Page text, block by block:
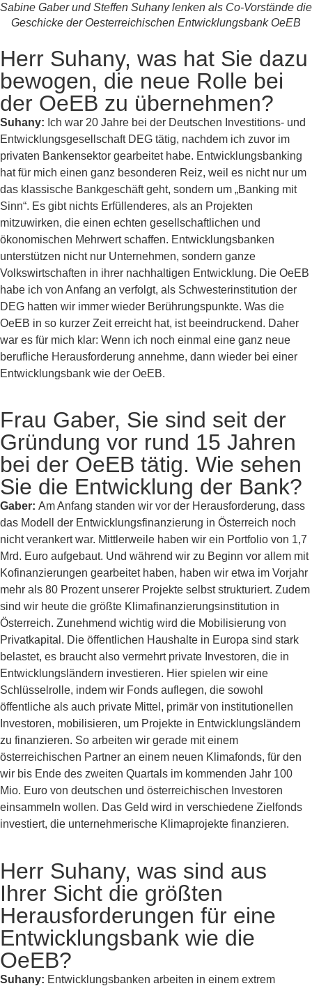
Sabine Gaber und Steffen Suhany lenken als Co-Vorstände die
Geschicke der Oesterreichischen Entwicklungsbank OeEB
Herr Suhany, was hat Sie dazu
bewogen, die neue Rolle bei
der OeEB zu übernehmen?
Suhany: Ich war 20 Jahre bei der Deutschen Investitions- und
Entwicklungsgesellschaft DEG tätig, nachdem ich zuvor im
privaten Bankensektor gearbeitet habe. Entwicklungsbanking
hat für mich einen ganz besonderen Reiz, weil es nicht nur um
das klassische Bankgeschäft geht, sondern um „Banking mit
Sinn“. Es gibt nichts Erfüllenderes, als an Projekten
mitzuwirken, die einen echten gesellschaftlichen und
ökonomischen Mehrwert schaffen. Entwicklungsbanken
unterstützen nicht nur Unternehmen, sondern ganze
Volkswirtschaften in ihrer nachhaltigen Entwicklung. Die OeEB
habe ich von Anfang an verfolgt, als Schwesterinstitution der
DEG hatten wir immer wieder Berührungspunkte. Was die
OeEB in so kurzer Zeit erreicht hat, ist beeindruckend. Daher
war es für mich klar: Wenn ich noch einmal eine ganz neue
berufliche Herausforderung annehme, dann wieder bei einer
Entwicklungsbank wie der OeEB.
Frau Gaber, Sie sind seit der
Gründung vor rund 15 Jahren
bei der OeEB tätig. Wie sehen
Sie die Entwicklung der Bank?
Gaber: Am Anfang standen wir vor der Herausforderung, dass
das Modell der Entwicklungsfinanzierung in Österreich noch
nicht verankert war. Mittlerweile haben wir ein Portfolio von 1,7
Mrd. Euro aufgebaut. Und während wir zu Beginn vor allem mit
Kofinanzierungen gearbeitet haben, haben wir etwa im Vorjahr
mehr als 80 Prozent unserer Projekte selbst strukturiert. Zudem
sind wir heute die größte Klimafinanzierungsinstitution in
Österreich. Zunehmend wichtig wird die Mobilisierung von
Privatkapital. Die öffentlichen Haushalte in Europa sind stark
belastet, es braucht also vermehrt private Investoren, die in
Entwicklungsländern investieren. Hier spielen wir eine
Schlüsselrolle, indem wir Fonds auflegen, die sowohl
öffentliche als auch private Mittel, primär von institutionellen
Investoren, mobilisieren, um Projekte in Entwicklungsländern
zu finanzieren. So arbeiten wir gerade mit einem
österreichischen Partner an einem neuen Klimafonds, für den
wir bis Ende des zweiten Quartals im kommenden Jahr 100
Mio. Euro von deutschen und österreichischen Investoren
einsammeln wollen. Das Geld wird in verschiedene Zielfonds
investiert, die unternehmerische Klimaprojekte finanzieren.
Herr Suhany, was sind aus
Ihrer Sicht die größten
Herausforderungen für eine
Entwicklungsbank wie die
OeEB?
Suhany: Entwicklungsbanken arbeiten in einem extrem